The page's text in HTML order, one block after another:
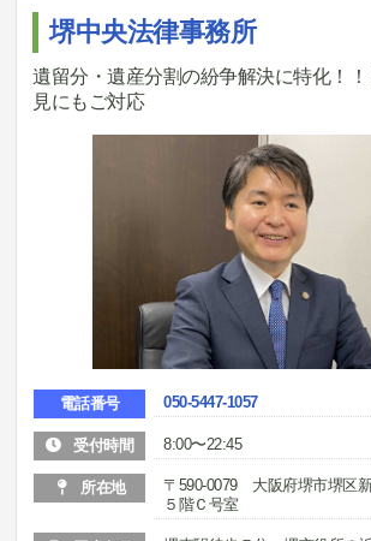
堺中央法律事務所
遺留分・遺産分割の紛争解決に特化！
見にもご対応
電話番号 050-5447-1057
受付時間 8:00〜22:45
所在地
〒590-0079 大阪府堺市堺区
５階Ｃ号室